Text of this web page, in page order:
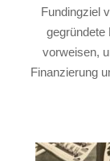
Fundingziel
gegründete
vorweisen,
Finanzierung